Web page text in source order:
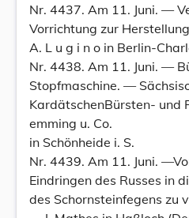
Nr. 4437. Am 11. Juni. —
Vorrichtung zur
A. L u g i n o in Berlin-
Nr. 4438. Am 11. Juni. —
Stopfmaschine. —
KardätschenBürsten- und
emming u. Co.
in Schönheide i. S.
Nr. 4439. Am 11. Juni.
Eindringen des Russes in
des Schornsteinfegens zu